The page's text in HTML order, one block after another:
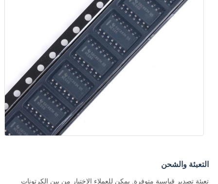
وحدة الطاقة
ترحيل الحالة الصلبة
التعبئة والشحن
تعبئة تصدير قياسية متوفرة. يمكن للعملاء الاختيار من بين الكرتونات